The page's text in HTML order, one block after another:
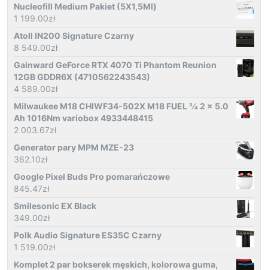
Nucleofill Medium Pakiet (5X1,5Ml)
1 199.00zł
Atoll IN200 Signature Czarny
8 549.00zł
Gainward GeForce RTX 4070 Ti Phantom Reunion
12GB GDDR6X (4710562243543)
4 589.00zł
Milwaukee M18 CHIWF34-502X M18 FUEL 3⁄4 2 x 5.0
Ah 1016Nm variobox 4933448415
2 003.67zł
Generator pary MPM MZE-23
362.10zł
Google Pixel Buds Pro pomarańczowe
845.47zł
Smilesonic EX Black
349.00zł
Polk Audio Signature ES35C Czarny
1 519.00zł
Komplet 2 par bokserek męskich, kolorowa guma,